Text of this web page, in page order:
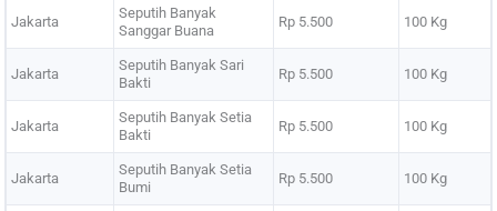
Jakarta
Seputih Banyak
Sanggar Buana
Rp 5.500 100 Kg
Jakarta
Seputih Banyak Sari
Bakti
Rp 5.500 100 Kg
Jakarta
Seputih Banyak Setia
Bakti
Rp 5.500 100 Kg
Jakarta
Seputih Banyak Setia
Bumi
Rp 5.500 100 Kg